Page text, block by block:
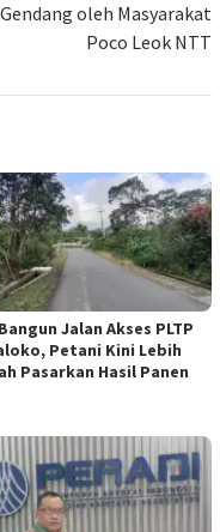
Gendang oleh Masyarakat
Poco Leok NTT
Jalan Akses PLTP
Petani Kini Lebih
Pasarkan Hasil Panen